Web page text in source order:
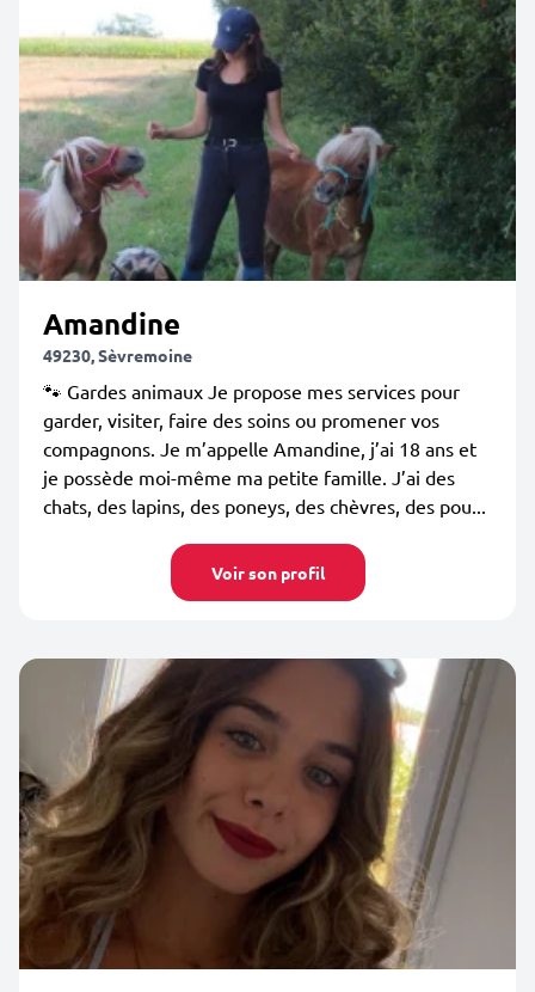
Amandine
49230, Sèvremoine
🐾 Gardes animaux Je propose mes services pour
garder, visiter, faire des soins ou promener vos
compagnons. Je m’appelle Amandine, j’ai 18 ans et
je possède moi-même ma petite famille. J’ai des
chats, des lapins, des poneys, des chèvres, des pou...
Voir son profil